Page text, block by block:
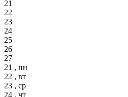
21
22
23
24
25
26
27
21 , пн
22 , вт
23 , ср
24 , чт